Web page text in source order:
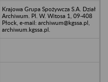
Krajowa Grupa Spożywcza S.A. Dział
Archiwum. Pl. W. Witosa 1, 09-408
Płock, e-mail: archiwum@kgssa.pl,
archiwum.kgssa.pl.